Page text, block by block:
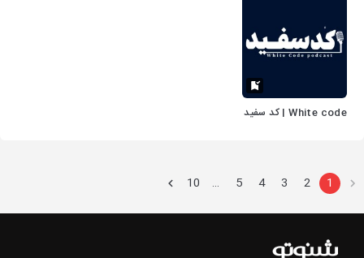
White code | کد سفید
1
2
3
4
5
…
10